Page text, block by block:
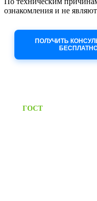
ознакомления и не
ПОЛУЧИТЬ
ГОСТПредоставляем